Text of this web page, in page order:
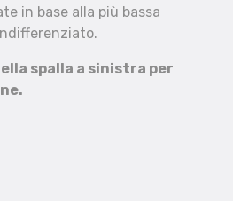
in base alla più bassa
spalla a sinistra per